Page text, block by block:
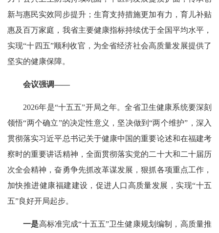
新与惠民实效同步提升；生育支持措施更加有力，育儿补贴
惠及百万家庭，我省主要健康指标持续优于全国平均水平，
实现“十四五”顺利收官，为全省经济社会高质量发展提供了
坚实的健康保障。
会议强调——
2026年是“十五五”开局之年。全省卫生健康系统要深刻
领悟“两个确立”的决定性意义，坚决做到“两个维护”，深入
贯彻落实习近平总书记关于健康中国的重要论述和在福建考
察时的重要讲话精神，全面贯彻落实党的二十大和二十届历
次全会精神，奋勇争先抓改革谋发展，狠抓各项重点工作，
加快推进健康福建建设，促进人口高质量发展，实现“十五
五”良好开局起步。
一是高标准完成“十五五”卫生健康规划编制，高质量推